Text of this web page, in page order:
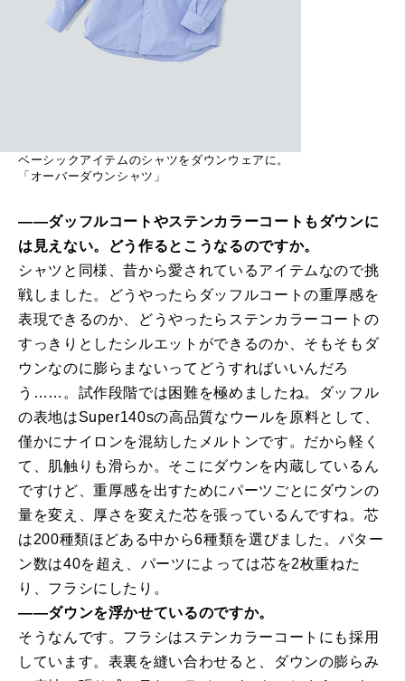
ベーシックアイテムのシャツをダウンウェアに。
「オーバーダウンシャツ」
――ダッフルコートやステンカラーコートもダウンに
は見えない。どう作るとこうなるのですか。
シャツと同様、昔から愛されているアイテムなので挑
戦しました。どうやったらダッフルコートの重厚感を
表現できるのか、どうやったらステンカラーコートの
すっきりとしたシルエットができるのか、そもそもダ
ウンなのに膨らまないってどうすればいいんだろ
う……。試作段階では困難を極めましたね。ダッフル
の表地はSuper140sの高品質なウールを原料として、
僅かにナイロンを混紡したメルトンです。だから軽く
て、肌触りも滑らか。そこにダウンを内蔵しているん
ですけど、重厚感を出すためにパーツごとにダウンの
量を変え、厚さを変えた芯を張っているんですね。芯
は200種類ほどある中から6種類を選びました。パター
ン数は40を超え、パーツによっては芯を2枚重ねた
り、フラシにしたり。
――ダウンを浮かせているのですか。
そうなんです。フラシはステンカラーコートにも採用
しています。表裏を縫い合わせると、ダウンの膨らみ